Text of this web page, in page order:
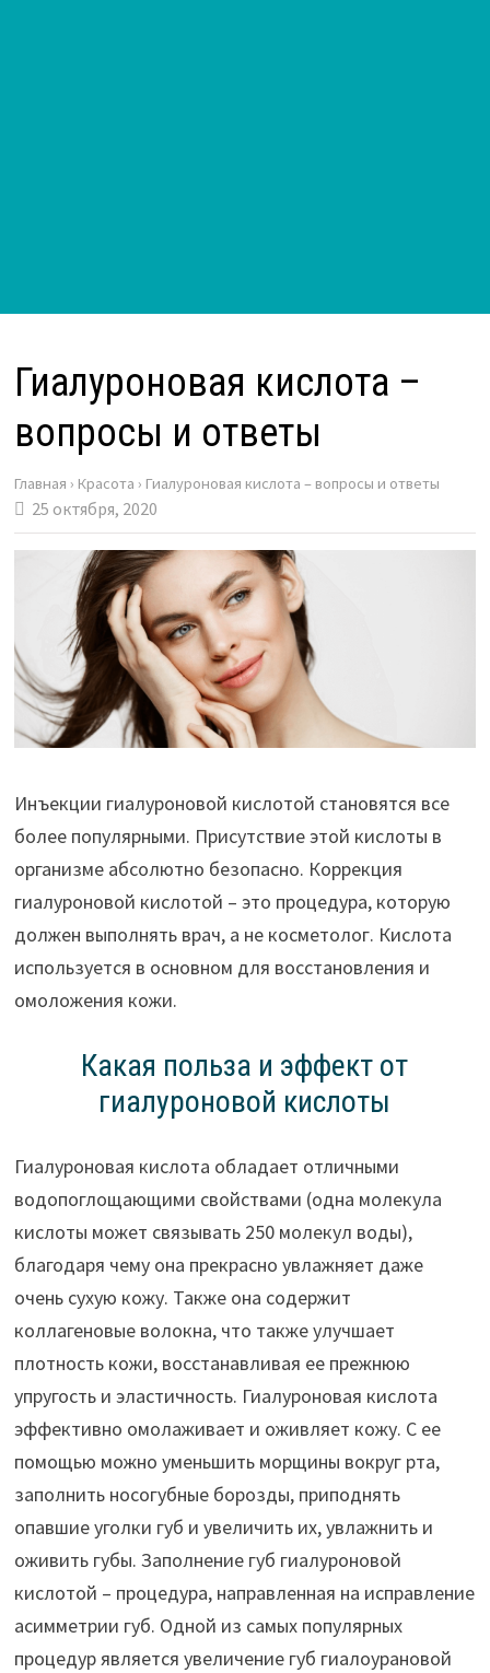
Гиалуроновая кислота –
вопросы и ответы
Главная › Красота › Гиалуроновая кислота – вопросы и ответы
25 октября, 2020
Инъекции гиалуроновой кислотой становятся все
более популярными. Присутствие этой кислоты в
организме абсолютно безопасно. Коррекция
гиалуроновой кислотой – это процедура, которую
должен выполнять врач, а не косметолог. Кислота
используется в основном для восстановления и
омоложения кожи.
Какая польза и эффект от
гиалуроновой кислоты
Гиалуроновая кислота обладает отличными
водопоглощающими свойствами (одна молекула
кислоты может связывать 250 молекул воды),
благодаря чему она прекрасно увлажняет даже
очень сухую кожу. Также она содержит
коллагеновые волокна, что также улучшает
плотность кожи, восстанавливая ее прежнюю
упругость и эластичность. Гиалуроновая кислота
эффективно омолаживает и оживляет кожу. С ее
помощью можно уменьшить морщины вокруг рта,
заполнить носогубные борозды, приподнять
опавшие уголки губ и увеличить их, увлажнить и
оживить губы. Заполнение губ гиалуроновой
кислотой – процедура, направленная на исправление
асимметрии губ. Одной из самых популярных
процедур является увеличение губ гиалоурановой